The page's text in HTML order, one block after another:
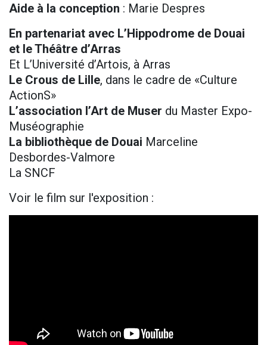
Aide à la conception : Marie Despres
En partenariat avec L’Hippodrome de Douai
et le Théâtre d’Arras
Et L’Université d’Artois, à Arras
Le Crous de Lille, dans le cadre de «Culture
ActionS»
L’association l’Art de Muser du Master Expo-
Muséographie
La bibliothèque de Douai Marceline
Desbordes-Valmore
La SNCF
Voir le film sur l'exposition :